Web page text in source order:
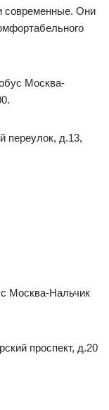
современные. Они
Москва-
переулок, д.13,
Москва-Нальчик
проспект, д.20